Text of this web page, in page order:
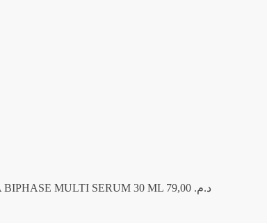
PHA BIPHASE MULTI SERUM 30 ML
MULTI SERUM 30 ML د.م.
PHA BIPHASE MULTI SERUM 30 ML